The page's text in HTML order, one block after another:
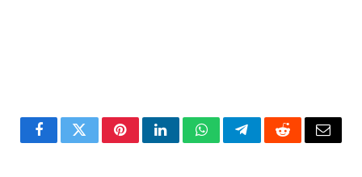
FacebookTwitterPinterestLinkedInWhatsAppTelegramRedditEmail